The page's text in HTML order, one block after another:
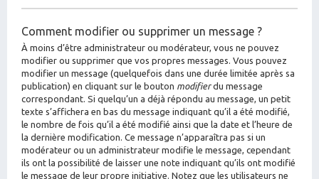
Comment modifier ou supprimer un message ?
À moins d’être administrateur ou modérateur, vous ne pouvez
modifier ou supprimer que vos propres messages. Vous pouvez
modifier un message (quelquefois dans une durée limitée après sa
publication) en cliquant sur le bouton modifierdu message
correspondant. Si quelqu’un a déjà répondu au message, un petit
texte s’affichera en bas du message indiquant qu’il a été modifié,
le nombre de fois qu’il a été modifié ainsi que la date et l’heure de
la dernière modification. Ce message n’apparaîtra pas si un
modérateur ou un administrateur modifie le message, cependant
ils ont la possibilité de laisser une note indiquant qu’ils ont modifié
le message de leur propre initiative. Notez que les utilisateurs ne